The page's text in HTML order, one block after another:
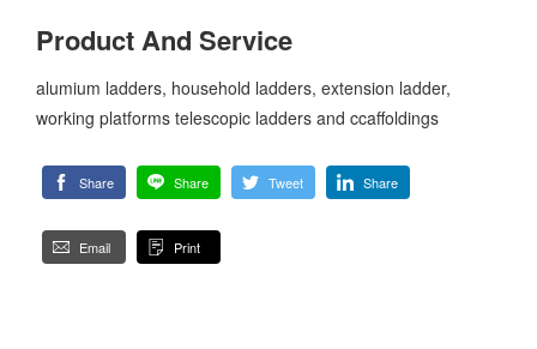
Product And Service
alumium ladders, household ladders, extension ladder,
working platforms telescopic ladders and ccaffoldings
Share Share Tweet Share
Email Print